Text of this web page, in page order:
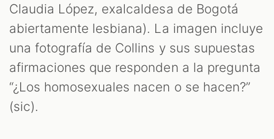
Claudia López, exalcaldesa de Bogotá
abiertamente lesbiana). La imagen incluye
una fotografía de Collins y sus supuestas
afirmaciones que responden a la pregunta
“¿Los homosexuales nacen o se hacen?”
(sic).